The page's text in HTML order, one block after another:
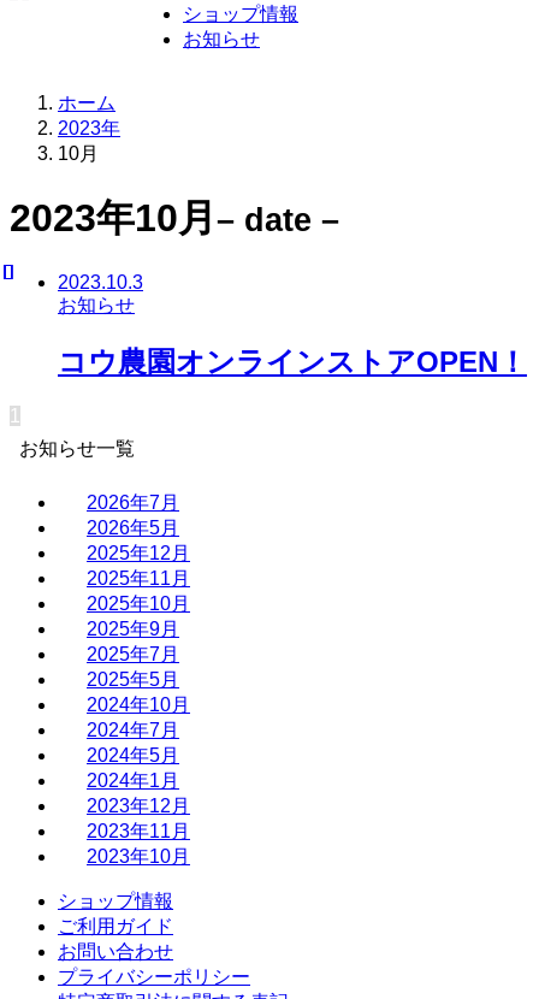
ショップ情報
お知らせ
ホーム
2023年
10月
2023年10月 – date –
2023.10.3
お知らせ
コウ農園オンラインストアOPEN！
1
お知らせ一覧
2026年7月
2026年5月
2025年12月
2025年11月
2025年10月
2025年9月
2025年7月
2025年5月
2024年10月
2024年7月
2024年5月
2024年1月
2023年12月
2023年11月
2023年10月
ショップ情報
ご利用ガイド
お問い合わせ
プライバシーポリシー